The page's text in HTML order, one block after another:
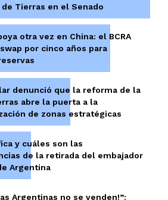
Tierras en el Senado
otra vez en China: el BCRA
por cinco años para
denunció que la reforma de la
abre la puerta a la
de zonas estratégicas
y cuáles son las
de la retirada del embajador
Argentina
Argentinas no se venden!”: